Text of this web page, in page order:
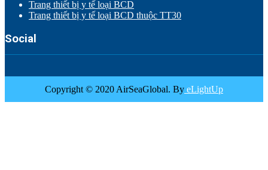
Trang thiết bị y tế loại BCD
Trang thiết bị y tế loại BCD thuộc TT30
Social
Copyright © 2020 AirSeaGlobal. By eLightUp